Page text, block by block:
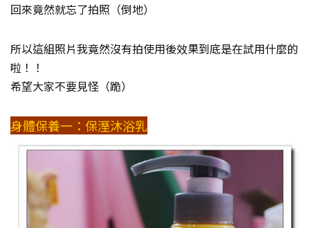
回來竟然就忘了拍照（倒地）
所以這組照片我竟然沒有拍使用後效果到底是在試用什麼的
啦！！
希望大家不要見怪（跪）
身體保養一：保溼沐浴乳